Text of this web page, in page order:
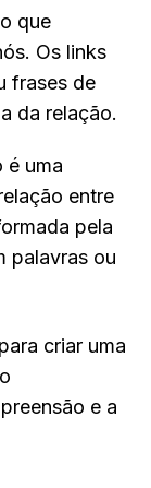
que
Os links
frases de
da relação.
é uma
entre
pela
palavras ou
criar uma
e a